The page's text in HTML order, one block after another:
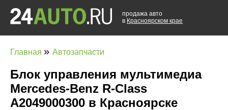
продажа авто
в Красноярском крае
Главная » Автозапчасти
Блок управления мультимедиа
Mercedes-Benz R-Class
A2049000300 в Красноярске